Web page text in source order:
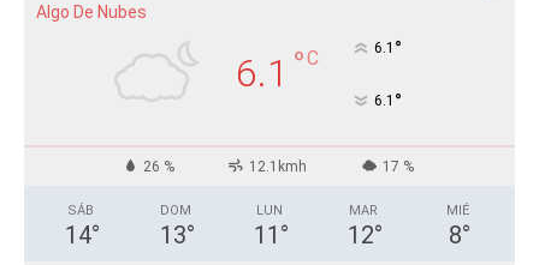
Algo De Nubes
6.1 °C 6.1 °
6.1 °
26 % 12.1kmh 17 %
SÁB
14°
DOM
13°
LUN
11 °
MAR
12°
MIÉ
8°